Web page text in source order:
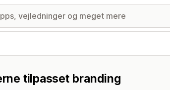
tilpasset branding